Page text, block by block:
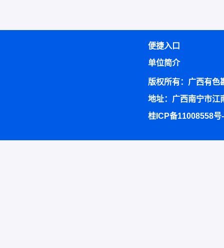
便捷入口
单位简介
版权所有：广西有色
地址：广西南宁市江
桂ICP备11008558号